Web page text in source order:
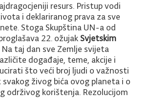
resurs. Pristup vodi
i deklariranog prava za sve
Stoga Skupština UN-a od
22. ožujakSvjetskim
Na taj dan sve Zemlje svijeta
događaje, teme, akcije i
što veći broj ljudi o važnosti
živog bića ovog planeta i o
održivog korištenja. Rezolucijom